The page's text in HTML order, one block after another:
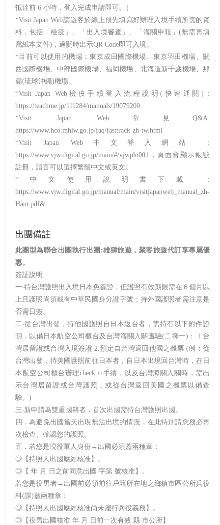
抵達前 6 小時，登入完成申請即可。）
*Visit Japan Web請遊客於線上預先填寫好辦理入境手續所需的資
料，包括「檢疫」、「出入境審查」、「海關申報」(無需再填
寫紙本文件)，過關時出示QR Code即可入境。
*目前可以使用的機場：東京成田國際機場、東京羽田機場、關
西國際機場、中部國際機場、福岡機場、北海道新千歲機場、那
霸(琉球沖繩)機場。
*Visit Japan Web檢疫手續登入流程說明(快速通關) :
https://teachme.jp/111284/manuals/19079200
*Visit Japan Web常見Q&A:
https://www.hco.mhlw.go.jp/faq/fasttrack-zh-tw.html
*Visit Japan Web中文登入網站 :
https://www.vjw.digital.go.jp/main/#/vjwplo001，頁面會顯示帳號
註冊，語言可以選擇繁體中文或英文。
*中文使用說明書下載 :
https://www.vjw.digital.go.jp/manual/main/visitjapanweb_manual_zh-
Hant.pdf&
出團備註
此團型為聯合出團執行出團:雄獅旅遊，聚客旅遊代訂享專屬優
惠。
簽証說明
一‧持台灣護照出入境日本免簽證，但護照有效期限需在６個月以
上且護照尚須載有中華民國身分證字號；持外國護照者需注意是
否需日簽。
二‧從台灣出發，持他國護照自日本返台者，需持有以下附件證
明，以備日本航空公司櫃台及台灣海關入關查驗(二擇一)： 1.台
灣居留證或台灣入境簽證 2.預定自台灣返回他國之機票 (例：從
台灣出發，持美國護照前往日本者，自日本出境回台灣時，在日
本航空公司櫃台辦理check in手續，以及台灣海關入關時，需出
示台灣居留證或台灣護照，或從台灣返回美國之機票以備查
驗。)
三‧新申請為雙重國籍者，首次出國需持台灣護照出國。
四．為避免出國當天出現無法出境的情況，在此特別請您務必再
次檢查、確認您的護照。
五．若您是現役軍人身份→出國必須蓋兩種章：
◎【持照人出國應經核准】。
◎【 年 月 日之前同意出國 字第 號核准】。
若您是役男者→出國前必須前往戶籍所在地之鄉鎮市區公所兵役
科(課)蓋兩種章：
◎【持照人出國應經核准尚未履行兵役義務】。
◎【役男出國核准 年 月 日前一次有效 縣 市公所】